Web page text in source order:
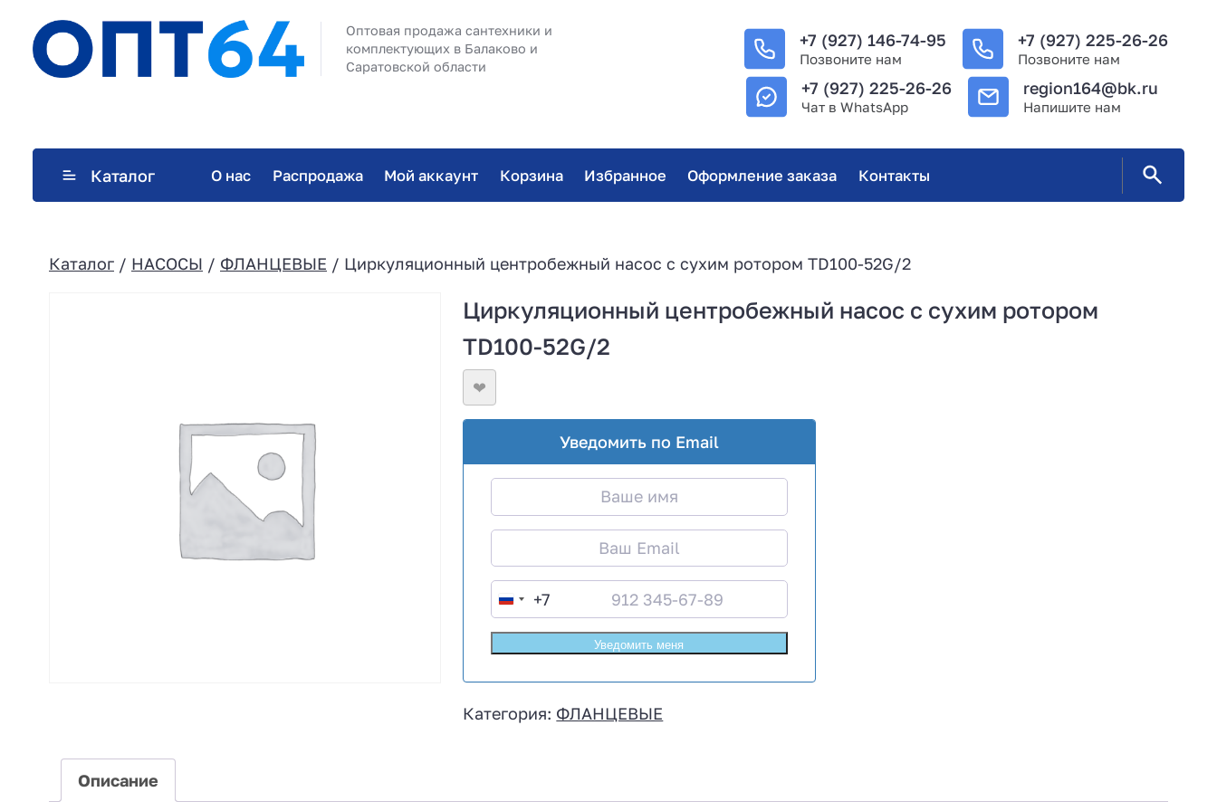
Оптовая продажа сантехники и
комплектующих в Балаково и
Саратовской области
+7 (927) 146-74-95
Позвоните нам
+7 (927) 225-26-26
Позвоните нам
+7 (927) 225-26-26
Чат в WhatsApp
region164@bk.ru
Напишите нам
Каталог О нас Распродажа Мой аккаунт Корзина Избранное Оформление заказа Контакты
Каталог / НАСОСЫ / ФЛАНЦЕВЫЕ / Циркуляционный центробежный насос с сухим ротором TD100-52G/2
Циркуляционный центробежный насос с сухим ротором
TD100-52G/2
❤
Уведомить по Email
R
u
s
s
i
+7
Категория: ФЛАНЦЕВЫЕ
Описание